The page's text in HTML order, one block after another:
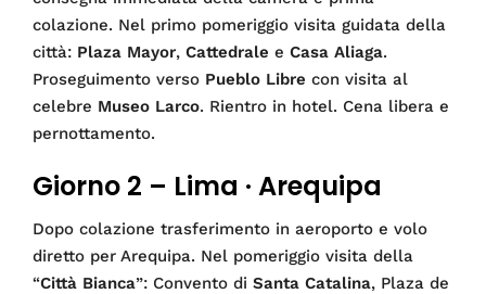
colazione. Nel primo pomeriggio visita guidata della
città: Plaza Mayor, Cattedrale e Casa Aliaga.
Proseguimento verso Pueblo Libre con visita al
celebre Museo Larco. Rientro in hotel. Cena libera e
pernottamento.
Giorno 2 – Lima · Arequipa
Dopo colazione trasferimento in aeroporto e volo
diretto per Arequipa. Nel pomeriggio visita della
“Città Bianca”: Convento di Santa Catalina, Plaza de